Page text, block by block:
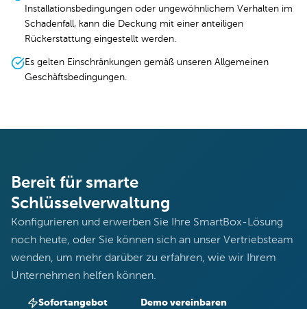
Installationsbedingungen oder ungewöhnlichem Verhalten im
Schadenfall, kann die Deckung mit einer anteiligen
Rückerstattung eingestellt werden.
Es gelten Einschränkungen gemäß unseren Allgemeinen
Geschäftsbedingungen.
Bereit für smarte
Schlüsselverwaltung
Konfigurieren und erwerben Sie Ihre SmartBox-Lösung
noch heute, oder Sie können sich an unser Vertriebsteam
wenden, um mehr darüber zu erfahren, wie wir Ihrem
Unternehmen helfen können.
Sofortangebot Demo vereinbaren